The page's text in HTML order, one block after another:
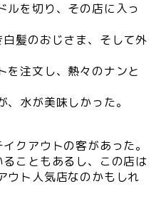
ルを切り、その店に入っ
髪のおじさま、そして外
を注文し、熱々のナンと
水が美味しかった。
クアウトの客があった。
こともあるし、この店は
ウト人気店なのかもしれ